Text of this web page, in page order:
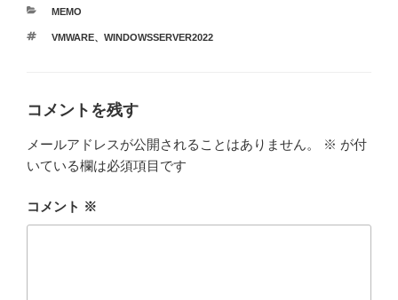
カ
ゴ
MEMO
タ
VMWARE、 WINDOWSSERVER2022
コメントを残す
メールアドレスが公開されることはありません。 ※ が付
いている欄は必須項目です
コメント ※